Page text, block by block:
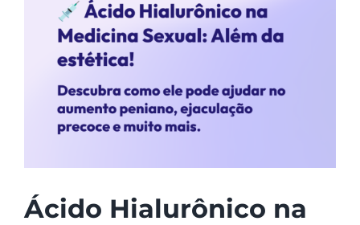
Ácido Hialurônico na